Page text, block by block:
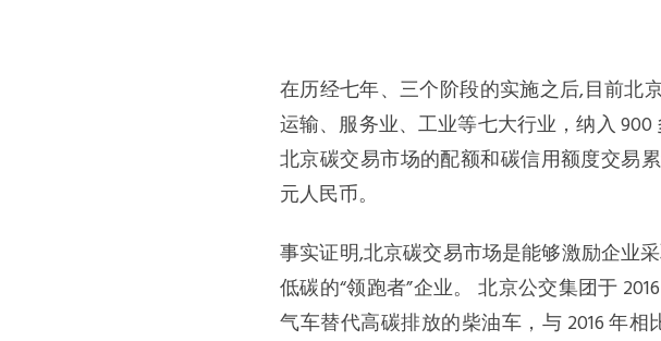
在历经七年、三个阶段的实施之后,目前北
运输、服务业、工业等七大行业，纳入
北京碳交易市场的配额和碳信用额度交易
元人民币。
事实证明,北京碳交易市场是能够激励企业
低碳的“领跑者”企业。 北京公交集团于
气车替代高碳排放的柴油车，与 2016 年